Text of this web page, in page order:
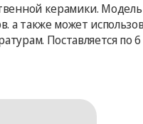
керамики.
также может
Поставляется по